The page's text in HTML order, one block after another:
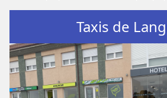
Taxis de